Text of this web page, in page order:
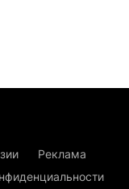
Реклама